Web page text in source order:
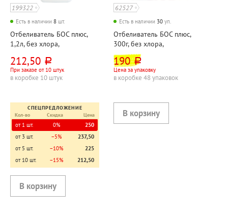
199322
Есть в наличии 8 шт.
Отбеливатель БОС плюс,
1,2л, без хлора,
флакон
212,50 руб.
При заказе от 10 штук
в коробке 10 штук
СПЕЦПРЕДЛОЖЕНИЕ
Кол-во
Скидка Цена
от 1 шт. 0%
250
от 3 шт.
−5%
237,50
от 5 шт.
−10%
225
от 10 шт.
−15% 212,50
62527
Есть в наличии 30 уп.
Отбеливатель БОС плюс,
300г, без хлора,
кислородосодержащий,
картон. уп.
190 руб.
Цена за упаковку
в коробке 48 упаковок